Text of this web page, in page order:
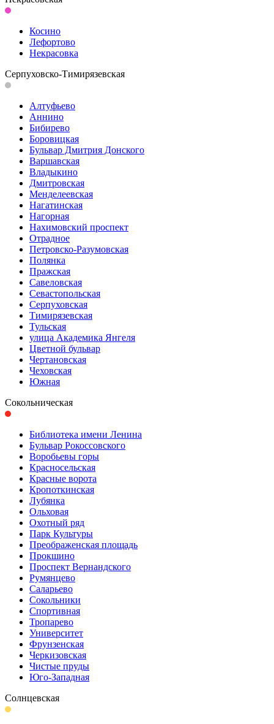
Косино
Лефортово
Некрасовка
Серпуховско-Тимирязевская
Алтуфьево
Аннино
Бибирево
Боровицкая
Бульвар Дмитрия Донского
Варшавская
Владыкино
Дмитровская
Менделеевская
Нагатинская
Нагорная
Нахимовский проспект
Отрадное
Петровско-Разумовская
Полянка
Пражская
Савеловская
Севастопольская
Серпуховская
Тимирязевская
Тульская
улица Академика Янгеля
Цветной бульвар
Чертановская
Чеховская
Южная
Сокольническая
Библиотека имени Ленина
Бульвар Рокоссовского
Воробьевы горы
Красно­сельская
Красные ворота
Кропоткинс­кая
Лубянка
Ольховая
Охотный ряд
Парк Культуры
Преобра­женская площадь
Прокшино
Проспект Вернандского
Румянцево
Саларьево
Сокольники
Спортивная
Тропарево
Университет
Фрунзенская
Черкизовская
Чистые пруды
Юго-Западная
Солнцевская